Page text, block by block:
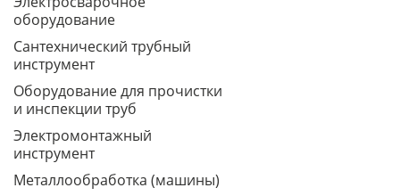
оборудование
Сантехнический трубный
инструмент
Оборудование для прочистки
и инспекции труб
Электромонтажный
инструмент
Металлообработка (машины)